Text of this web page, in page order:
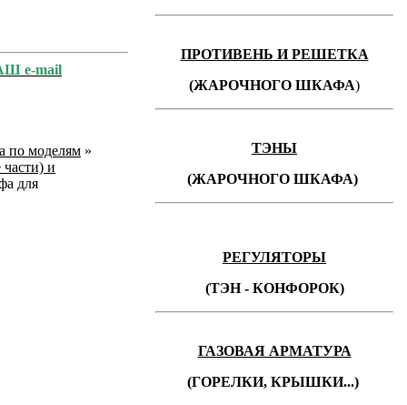
e-mail
по моделям »
и
для
ПРОТИВЕНЬ И РЕШЕТКА
(ЖАРОЧНОГО ШКАФА)
ТЭНЫ
(ЖАРОЧНОГО ШКАФА)
РЕГУЛЯТОРЫ
(ТЭН - КОНФОРОК)
ГАЗОВАЯ АРМАТУРА
(ГОРЕЛКИ, КРЫШКИ...)